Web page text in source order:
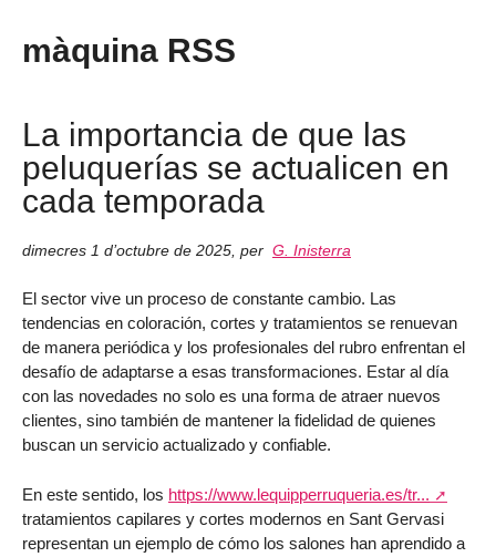
màquina RSS
La importancia de que las
peluquerías se actualicen en
cada temporada
dimecres 1 d’octubre de 2025 per G. Inisterra
El sector vive un proceso de constante cambio. Las
tendencias en coloración, cortes y tratamientos se renuevan
de manera periódica y los profesionales del rubro enfrentan el
desafío de adaptarse a esas transformaciones. Estar al día
con las novedades no solo es una forma de atraer nuevos
clientes, sino también de mantener la fidelidad de quienes
buscan un servicio actualizado y confiable.
En este sentido, los https://www.lequipperruqueria.es/tr...
tratamientos capilares y cortes modernos en Sant Gervasi
representan un ejemplo de cómo los salones han aprendido a